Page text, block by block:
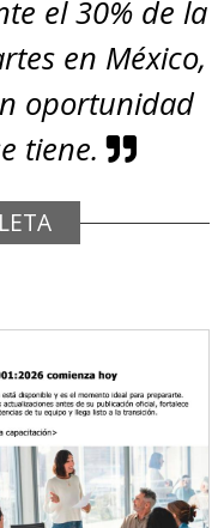
química y
el 30% de la
en México,
oportunidad
tiene.